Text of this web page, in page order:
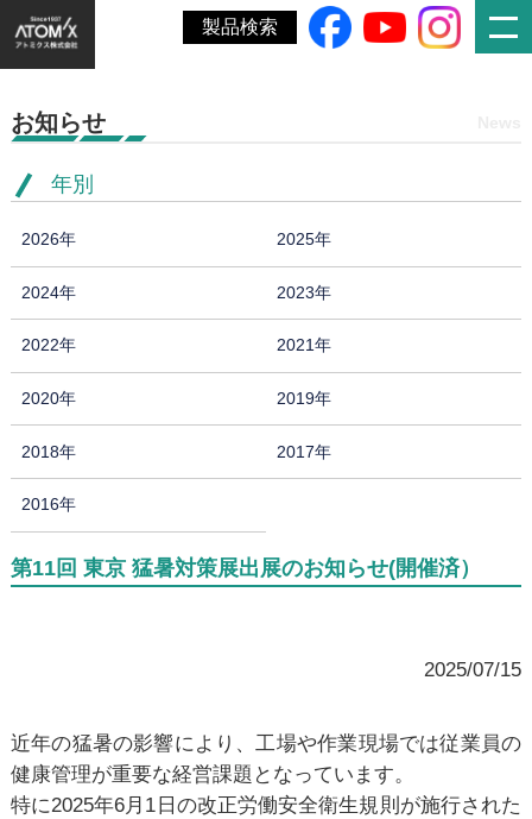
製品検索
ホーム» 第11回 東京 猛暑対策展出展のお知らせ(開催済）
お知らせ
年別
2026年 2025年
2024年 2023年
2022年 2021年
2020年 2019年
2018年 2017年
2016年
第11回 東京 猛暑対策展出展のお知らせ(開催済）
2025/07/15
近年の猛暑の影響により、工場や作業現場では従業員の
健康管理が重要な経営課題となっています。
特に2025年6月1日の改正労働安全衛生規則が施行された